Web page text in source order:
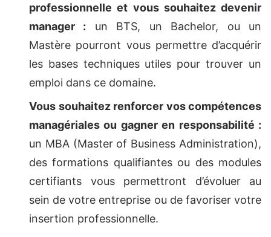
professionnelle et vous souhaitez devenir
manager : un BTS, un Bachelor, ou un
Mastère pourront vous permettre d’acquérir
les bases techniques utiles pour trouver un
emploi dans ce domaine.
Vous souhaitez renforcer vos compétences
managériales ou gagner en responsabilité :
un MBA (Master of Business Administration),
des formations qualifiantes ou des modules
certifiants vous permettront d’évoluer au
sein de votre entreprise ou de favoriser votre
insertion professionnelle.